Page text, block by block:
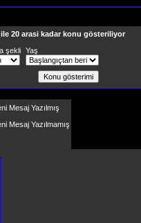
20 arasi kadar konu gösteriliyor
şekli Yaş
Mesaj Yazılmış
Mesaj Yazılmamış